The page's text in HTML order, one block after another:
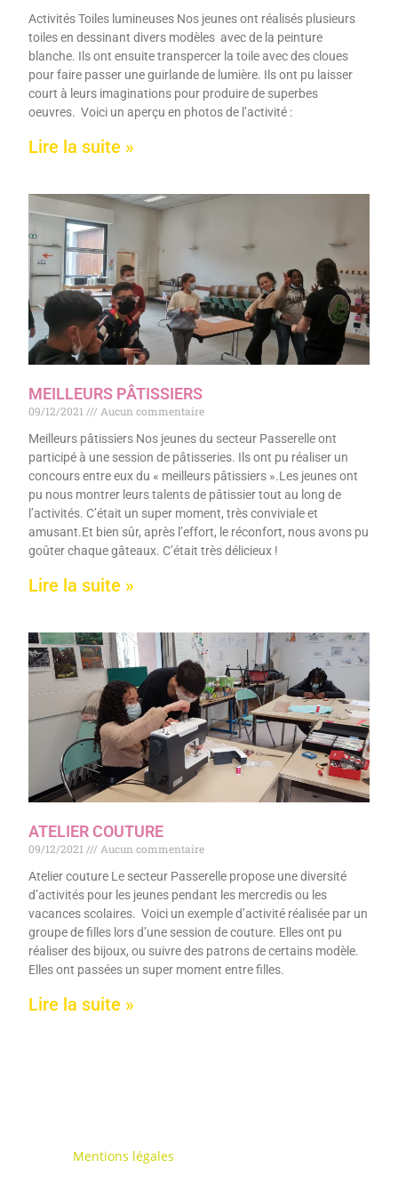
Activités Toiles lumineuses Nos jeunes ont réalisés plusieurs
toiles en dessinant divers modèles avec de la peinture
blanche. Ils ont ensuite transpercer la toile avec des cloues
pour faire passer une guirlande de lumière. Ils ont pu laisser
court à leurs imaginations pour produire de superbes
oeuvres. Voici un aperçu en photos de l’activité :
Lire la suite »
MEILLEURS PÂTISSIERS
09/12/2021
Aucun commentaire
Meilleurs pâtissiers Nos jeunes du secteur Passerelle ont
participé à une session de pâtisseries. Ils ont pu réaliser un
concours entre eux du « meilleurs pâtissiers ».Les jeunes ont
pu nous montrer leurs talents de pâtissier tout au long de
l’activités. C’était un super moment, très conviviale et
amusant.Et bien sûr, après l’effort, le réconfort, nous avons pu
goûter chaque gâteaux. C’était très délicieux !
Lire la suite »
ATELIER COUTURE
09/12/2021
Aucun commentaire
Atelier couture Le secteur Passerelle propose une diversité
d’activités pour les jeunes pendant les mercredis ou les
vacances scolaires. Voici un exemple d’activité réalisée par un
groupe de filles lors d’une session de couture. Elles ont pu
réaliser des bijoux, ou suivre des patrons de certains modèle.
Elles ont passées un super moment entre filles.
Lire la suite »
Mentions légales